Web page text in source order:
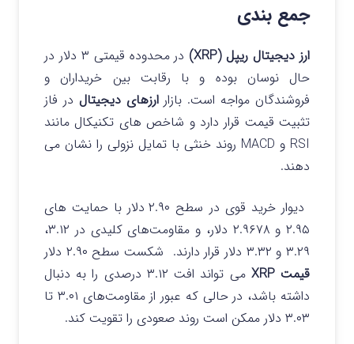
جمع بندی
ارز دیجیتال ریپل (XRP)
در محدوده قیمتی ۳ دلار در
حال نوسان بوده و با رقابت بین خریداران و
فروشندگان مواجه است. بازار ارزهای دیجیتال در فاز
تثبیت قیمت قرار دارد و شاخص های تکنیکال مانند
RSI و MACD روند خنثی با تمایل نزولی را نشان می
دهند.
دیوار خرید قوی در سطح ۲.۹۰ دلار با حمایت های
۲.۹۵ و ۲.۹۶۷۸ دلار، و مقاومت‌های کلیدی در ۳.۱۲،
۳.۲۹ و ۳.۳۲ دلار قرار دارند.
شکست سطح ۲.۹۰ دلار
قیمت XRP
می تواند افت ۳.۱۲ درصدی را به دنبال
داشته باشد، در حالی که عبور از مقاومت‌های ۳.۰۱ تا
۳.۰۳ دلار ممکن است روند صعودی را تقویت کند.